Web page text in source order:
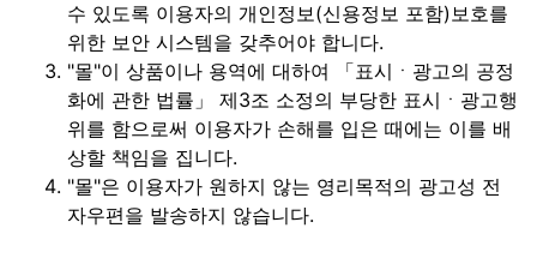
수 있도록 이용자의 개인정보(신용정보 포함)보호를
위한 보안 시스템을 갖추어야 합니다.
"몰"이 상품이나 용역에 대하여 「표시ㆍ광고의 공정
화에 관한 법률」 제3조 소정의 부당한 표시ㆍ광고행
위를 함으로써 이용자가 손해를 입은 때에는 이를 배
상할 책임을 집니다.
"몰"은 이용자가 원하지 않는 영리목적의 광고성 전
자우편을 발송하지 않습니다.